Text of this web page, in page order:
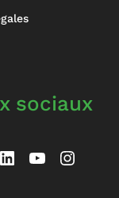
sociaux
LinkedIn
YouTube